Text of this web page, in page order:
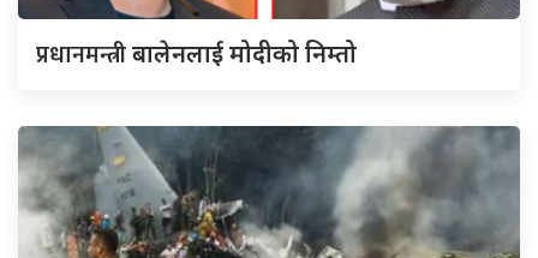
प्रधानमन्त्रीबालेनलाई मोदीको निम्तो